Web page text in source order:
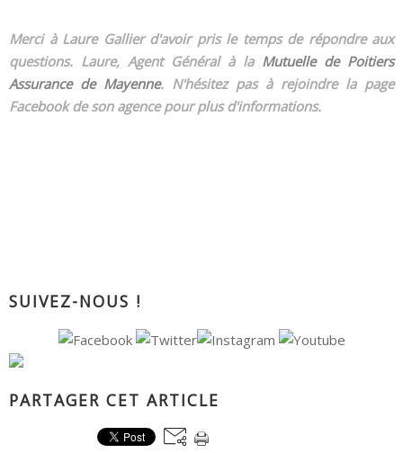
Merci à Laure Gallier d'avoir pris le temps de répondre aux
questions. Laure, Agent Général à la Mutuelle de Poitiers
Assurance de Mayenne. N'hésitez pas à rejoindre la page
Facebook de son agence pour plus d'informations.
SUIVEZ-NOUS !
PARTAGER CET ARTICLE